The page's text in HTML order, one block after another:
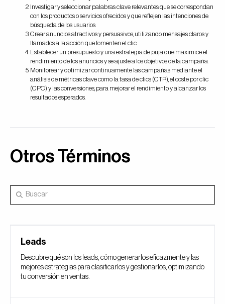
Investigar y seleccionar palabras clave relevantes que se correspondan
con los productos o servicios ofrecidos y que reflejen las intenciones de
búsqueda de los usuarios.
Crear anuncios atractivos y persuasivos, utilizando mensajes claros y
llamados a la acción que fomenten el clic.
Establecer un presupuesto y una estrategia de puja que maximice el
rendimiento de los anuncios y se ajuste a los objetivos de la campaña.
Monitorear y optimizar continuamente las campañas mediante el
análisis de métricas clave como la tasa de clics (CTR), el coste por clic
(CPC) y las conversiones, para mejorar el rendimiento y alcanzar los
resultados esperados.
Otros Términos
Leads
Descubre qué son los leads, cómo generarlos eficazmente y las
mejores estrategias para clasificarlos y gestionarlos, optimizando
tu conversión en ventas.